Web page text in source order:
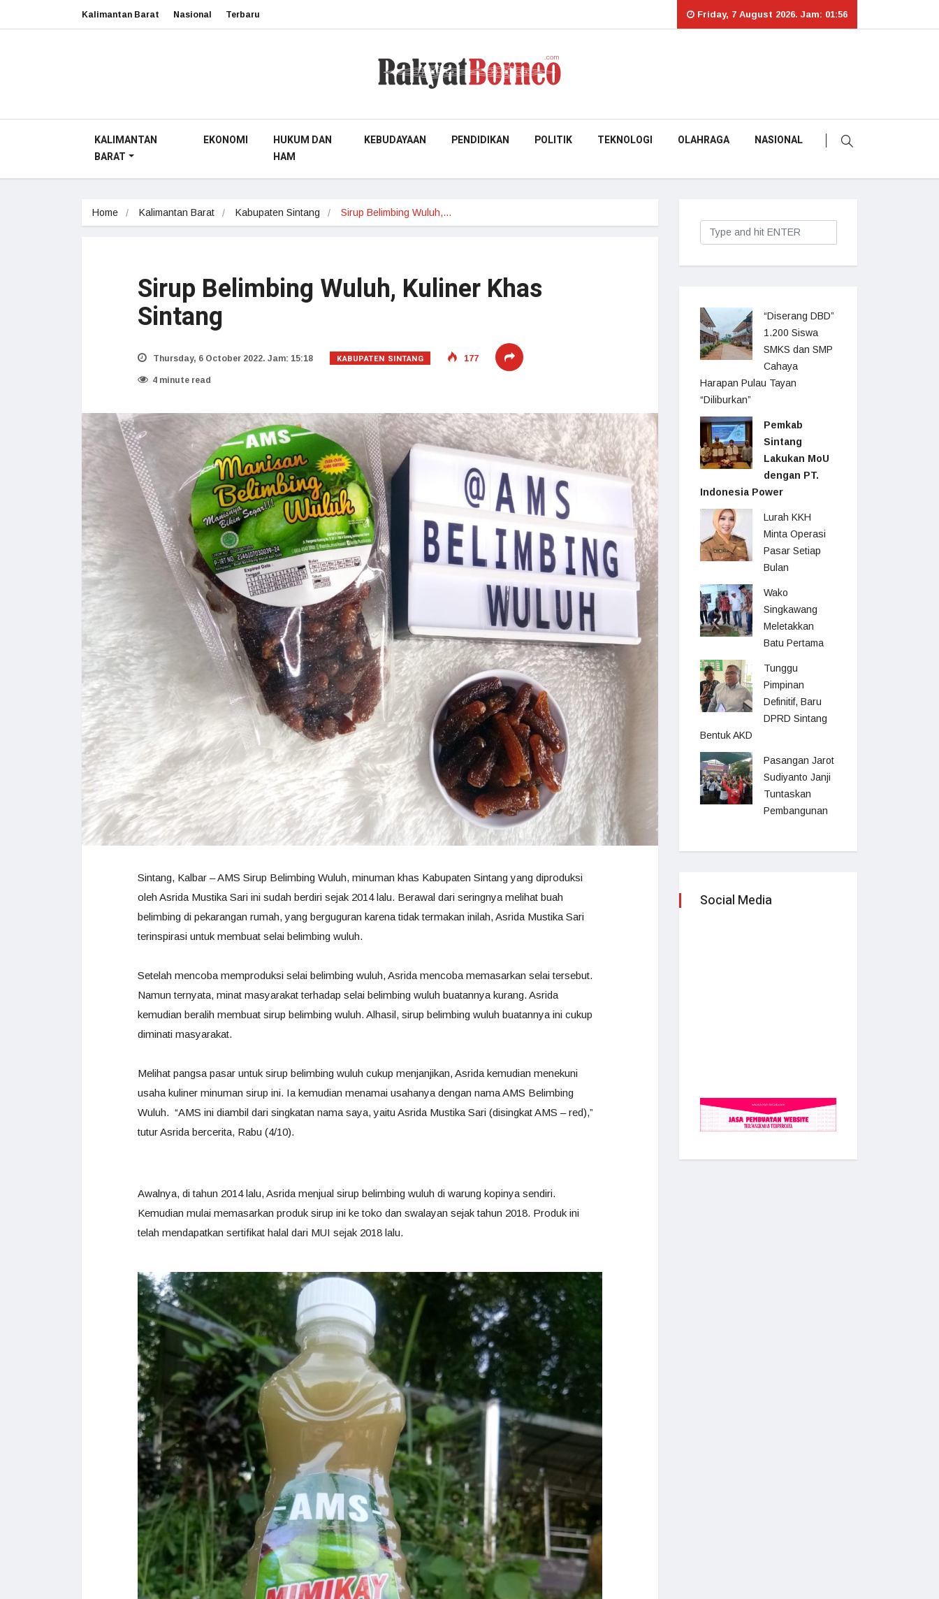
Kalimantan Barat Nasional Terbaru Friday, 7 August 2026. Jam: 01:56
KALIMANTAN
BARAT
EKONOMI
HUKUM DAN
HAM
KEBUDAYAAN PENDIDIKAN POLITIK TEKNOLOGI OLAHRAGA NASIONAL
Home Kalimantan Barat Kabupaten Sintang Sirup Belimbing Wuluh,…
Sirup Belimbing Wuluh, Kuliner Khas
Sintang
Thursday, 6 October 2022. Jam: 15:18 KABUPATEN SINTANG 177
4 minute read
Sintang, Kalbar – AMS Sirup Belimbing Wuluh, minuman khas Kabupaten Sintang yang diproduksi
oleh Asrida Mustika Sari ini sudah berdiri sejak 2014 lalu. Berawal dari seringnya melihat buah
belimbing di pekarangan rumah, yang berguguran karena tidak termakan inilah, Asrida Mustika Sari
terinspirasi untuk membuat selai belimbing wuluh.
Setelah mencoba memproduksi selai belimbing wuluh, Asrida mencoba memasarkan selai tersebut.
Namun ternyata, minat masyarakat terhadap selai belimbing wuluh buatannya kurang. Asrida
kemudian beralih membuat sirup belimbing wuluh. Alhasil, sirup belimbing wuluh buatannya ini cukup
diminati masyarakat.
Melihat pangsa pasar untuk sirup belimbing wuluh cukup menjanjikan, Asrida kemudian menekuni
usaha kuliner minuman sirup ini. Ia kemudian menamai usahanya dengan nama AMS Belimbing
Wuluh. “AMS ini diambil dari singkatan nama saya, yaitu Asrida Mustika Sari (disingkat AMS – red),”
tutur Asrida bercerita, Rabu (4/10).
Awalnya, di tahun 2014 lalu, Asrida menjual sirup belimbing wuluh di warung kopinya sendiri.
Kemudian mulai memasarkan produk sirup ini ke toko dan swalayan sejak tahun 2018. Produk ini
telah mendapatkan sertifikat halal dari MUI sejak 2018 lalu.
“Diserang DBD”
1.200 Siswa
SMKS dan SMP
Cahaya
Harapan Pulau Tayan
“Diliburkan”
Pemkab
Sintang
Lakukan MoU
dengan PT.
Indonesia Power
Lurah KKH
Minta Operasi
Pasar Setiap
Bulan
Wako
Singkawang
Meletakkan
Batu Pertama
Tunggu
Pimpinan
Definitif, Baru
DPRD Sintang
Bentuk AKD
Pasangan Jarot
Sudiyanto Janji
Tuntaskan
Pembangunan
Social Media